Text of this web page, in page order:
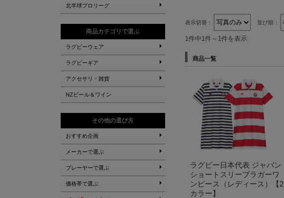
表示切替： 並び順：
1件中1件～1件を表示
商品一覧
ラグビー日本代表 ジャパン
ショートスリーブラガーワ
ンピース（レディース）【2
カラー】
北半球プロリーグ
商品カテゴリで選ぶ
ラグビーウェア
ラグビーギア
アクセサリ・雑貨
NZビール＆ワイン
その他の選び方
おすすめ企画
メーカーで選ぶ
プレーヤーで選ぶ
価格帯で選ぶ